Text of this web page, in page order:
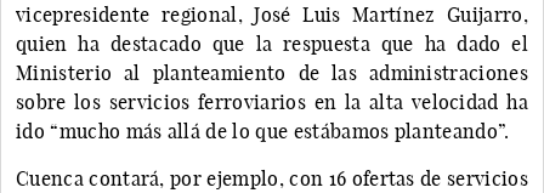
vicepresidente regional, José Luis Martínez Guijarro,
quien ha destacado que la respuesta que ha dado el
Ministerio al planteamiento de las administraciones
sobre los servicios ferroviarios en la alta velocidad ha
ido “mucho más allá de lo que estábamos planteando”.
Cuenca contará, por ejemplo, con 16 ofertas de servicios